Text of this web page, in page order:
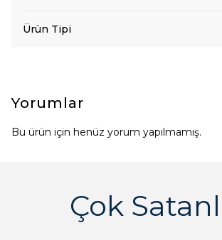
Ürün Tipi
Yorumlar
Bu ürün için henüz yorum yapılmamış.
Çok